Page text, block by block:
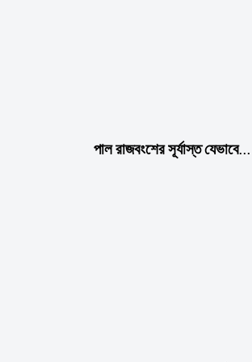
পাল রাজবংশের সূর্যাস্ত যেভাবে…